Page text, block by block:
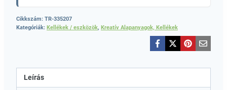
Cikkszám: TR-335207
Kategóriák: Kellékek / eszközök, Kreatív Alapanyagok, Kellékek
Leírás